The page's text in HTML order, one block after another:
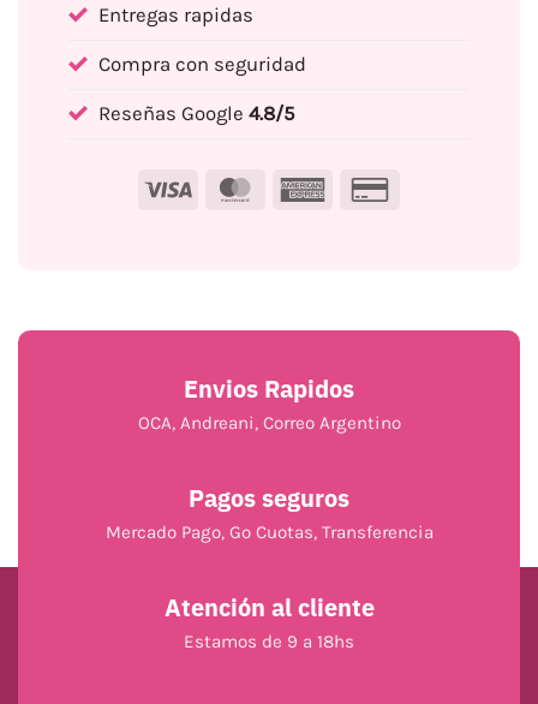
Entregas rapidas
Compra con seguridad
Reseñas Google 4.8/5
Visa MasterCardAmerican
Envios Rapidos
OCA, Andreani, Correo Argentino
Pagos seguros
Mercado Pago, Go Cuotas, Transferencia
Atención al cliente
Estamos de 9 a 18hs